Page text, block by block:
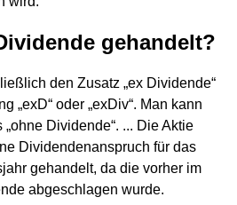
gehandelt?
den Zusatz „ex Dividende“
„exD“ oder „exDiv“. Man kann
Dividende“. ... Die Aktie
Dividendenanspruch für das
gehandelt, da die vorher im
abgeschlagen wurde.